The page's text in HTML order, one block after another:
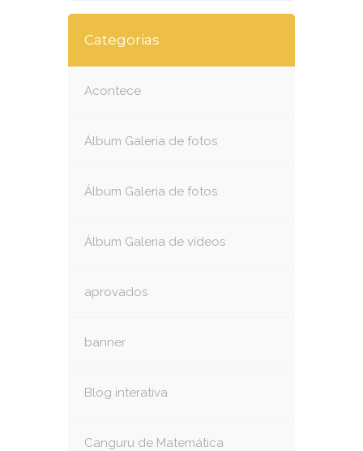
Categorias
Acontece
Álbum Galeria de fotos
Álbum Galeria de fotos
Álbum Galeria de vídeos
aprovados
banner
Blog interativa
Canguru de Matemática